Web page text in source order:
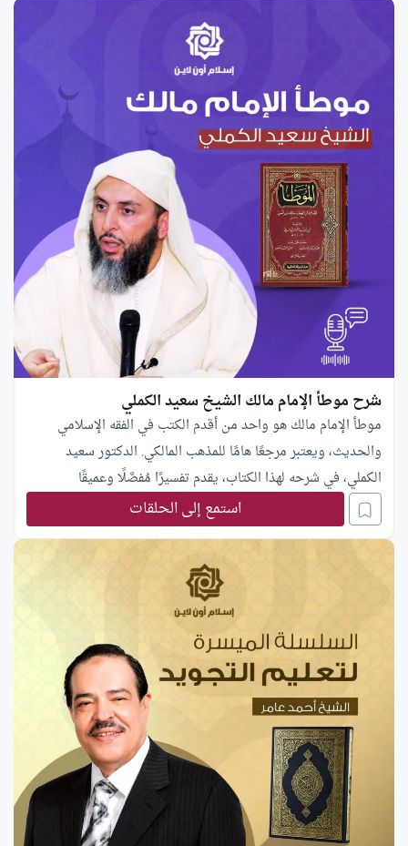
شرح موطأ الإمام مالك الشيخ سعيد الكملي
موطأ الإمام مالك هو واحد من أقدم الكتب في الفقه الإسلامي
والحديث، ويعتبر مرجعًا هامًا للمذهب المالكي. الدكتور سعيد
الكملي، في شرحه لهذا الكتاب، يقدم تفسيرًا مُفصَّلًا وعميقًا
للأحاديث والفتاوى التي جمعها الإمام مالك. ويتناول موضوعات
متعددة تشمل العقيدة، العبادات، المعاملات، والأخلاق الإسلامية.
استمع إلى الحلقات